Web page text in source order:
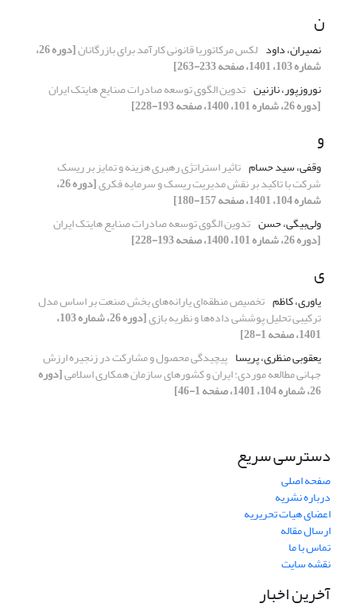
ن
نصیران، داود لکس مرکاتوریا قانونی کارآمد برای بازرگانان [دوره 26،
شماره 103، 1401، صفحه 233-263]
نوروزپور، نازنین تدوین الگوی توسعه صادرات صنایع هایتک ایران
[دوره 26، شماره 101، 1400، صفحه 193-228]
و
وقفی، سید حسام تاثیر استراتژی رهبری هزینه و تمایز بر ریسک
شرکت با تاکید بر نقش مدیریت ریسک و سرمایه فکری [دوره 26،
شماره 104، 1401، صفحه 157-180]
ولی‌بیگی، حسن تدوین الگوی توسعه صادرات صنایع هایتک ایران
[دوره 26، شماره 101، 1400، صفحه 193-228]
ی
یاوری، کاظم تخصیص منطقه‌ای یارانه‌های بخش صنعت بر اساس مدل
ترکیبی تحلیل پوششی داده‌ها و نظریه بازی [دوره 26، شماره 103،
1401، صفحه 1-28]
یعقوبی منظری، پریسا پیچیدگی محصول و مشارکت در زنجیره ارزش
جهانی مطالعه موردی: ایران و کشورهای سازمان همکاری اسلامی[دوره
26، شماره 104، 1401، صفحه 1-46]
دسترسی سریع
صفحه اصلی
درباره نشریه
اعضای هیات تحریریه
ارسال مقاله
تماس با ما
نقشه سایت
آخرین اخبار